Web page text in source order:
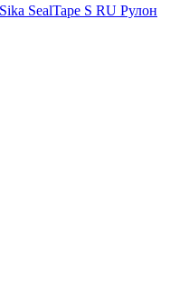
SealTape S RU Рулон